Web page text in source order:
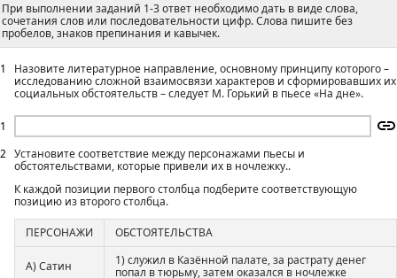
При выполнении заданий 1-3 ответ необходимо дать в виде слова,
сочетания слов или последовательности цифр. Слова пишите без
пробелов, знаков препинания и кавычек.
1
1
Назовите литературное направление, основному принципу которого –
исследованию сложной взаимосвязи характеров и сформировавших их
социальных обстоятельств – следует М. Горький в пьесе «На дне».
2 Установите соответствие между персонажами пьесы и
обстоятельствами, которые привели их в ночлежку..
К каждой позиции первого столбца подберите соответствующую
позицию из второго столбца.
ПЕРСОНАЖИ ОБСТОЯТЕЛЬСТВА
А) Сатин
1) служил в Казённой палате, за растрату денег
попал в тюрьму, затем оказался в ночлежке